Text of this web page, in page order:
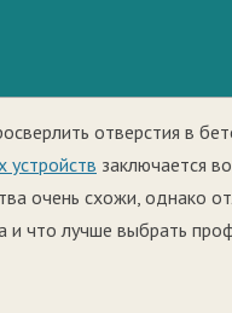
отверстия в
устройств заключается
очень схожи, однако
и что лучше выбрать